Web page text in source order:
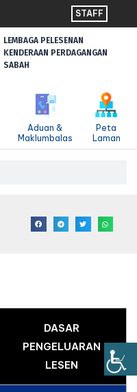
STAFF
LEMBAGA PELESENAN
KENDERAAN PERDAGANGAN
SABAH
Aduan &
Maklumbalas
Peta
Laman
DASAR
PENGELUARAN
LESEN